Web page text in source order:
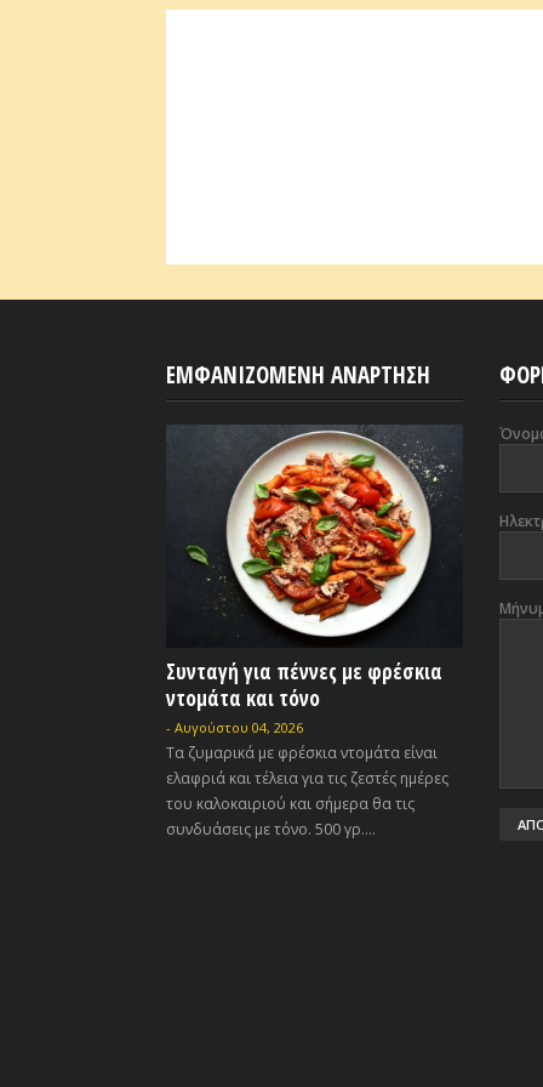
ΕΜΦΑΝΙΖΟΜΕΝΗ ΑΝΑΡΤΗΣΗ
Συνταγή για πέννες με φρέσκια
ντομάτα και τόνο
- Αυγούστου 04, 2026
Τα ζυμαρικά με φρέσκια ντομάτα είναι
ελαφριά και τέλεια για τις ζεστές ημέρες
του καλοκαιριού και σήμερα θα τις
συνδυάσεις με τόνο. 500 γρ....